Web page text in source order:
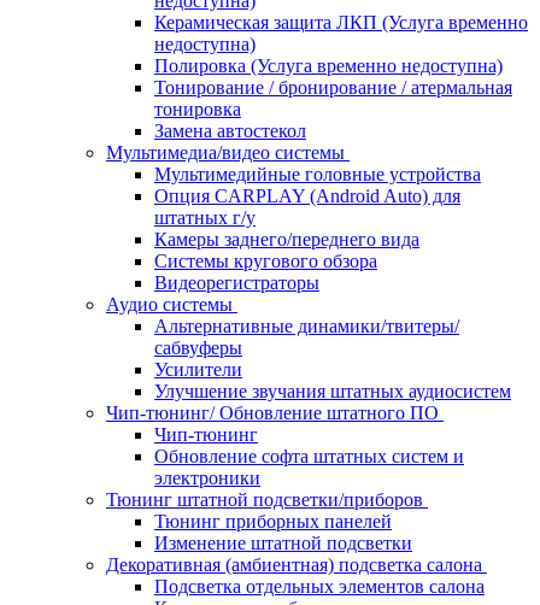
Керамическая защита ЛКП (Услуга временно
недоступна)
Полировка (Услуга временно недоступна)
Тонирование / бронирование / атермальная
тонировка
Замена автостекол
Мультимедиа/видео системы
Мультимедийные головные устройства
Опция CARPLAY (Android Auto) для
штатных г/у
Камеры заднего/переднего вида
Системы кругового обзора
Видеорегистраторы
Аудио системы
Альтернативные динамики/твитеры/
сабвуферы
Усилители
Улучшение звучания штатных аудиосистем
Чип-тюнинг/ Обновление штатного ПО
Чип-тюнинг
Обновление софта штатных систем и
электроники
Тюнинг штатной подсветки/приборов
Тюнинг приборных панелей
Изменение штатной подсветки
Декоративная (амбиентная) подсветка салона
Подсветка отдельных элементов салона